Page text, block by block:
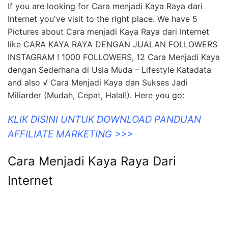
If you are looking for Cara menjadi Kaya Raya dari
Internet you've visit to the right place. We have 5
Pictures about Cara menjadi Kaya Raya dari Internet
like CARA KAYA RAYA DENGAN JUALAN FOLLOWERS
INSTAGRAM ! 1000 FOLLOWERS, 12 Cara Menjadi Kaya
dengan Sederhana di Usia Muda – Lifestyle Katadata
and also √ Cara Menjadi Kaya dan Sukses Jadi
Miliarder (Mudah, Cepat, Halal!). Here you go:
KLIK DISINI UNTUK DOWNLOAD PANDUAN
AFFILIATE MARKETING >>>
Cara Menjadi Kaya Raya Dari
Internet